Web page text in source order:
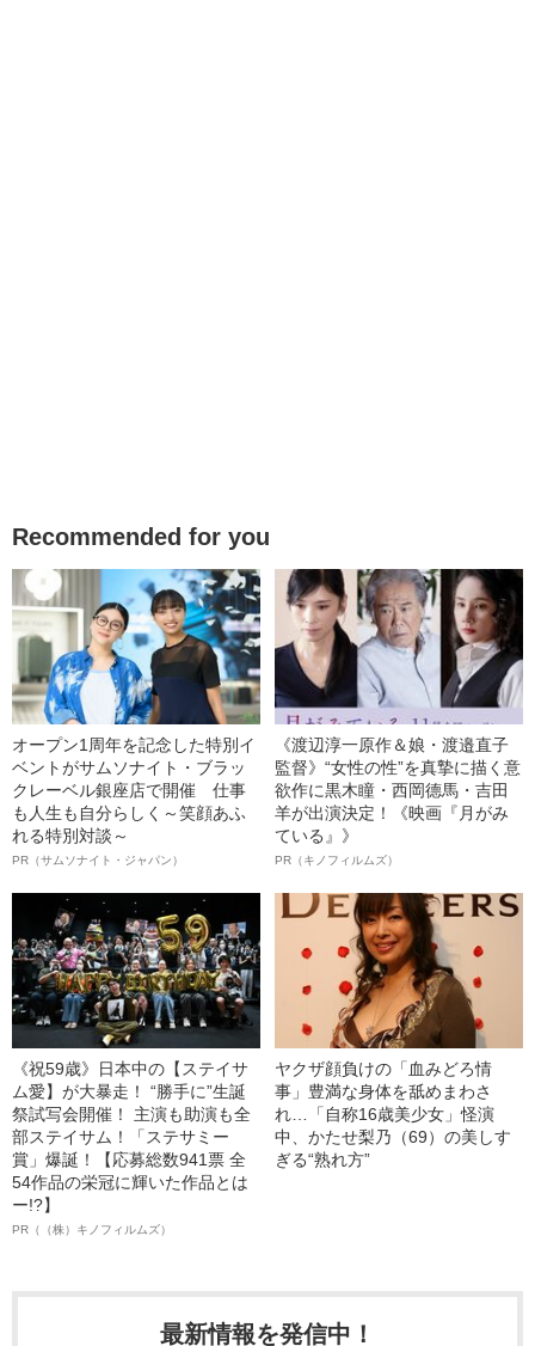
Recommended for you
オープン1周年を記念した特別イ
ベントがサムソナイト・ブラッ
クレーベル銀座店で開催 仕事
も人生も自分らしく～笑顔あふ
れる特別対談～
PR（サムソナイト・ジャパン）
《渡辺淳一原作＆娘・渡邉直子
監督》“女性の性”を真摯に描く意
欲作に黒木瞳・西岡德馬・吉田
羊が出演決定！《映画『月がみ
ている』》
PR（キノフィルムズ）
《祝59歳》日本中の【ステイサ
ム愛】が大暴走！ “勝手に”生誕
祭試写会開催！ 主演も助演も全
部ステイサム！「ステサミー
賞」爆誕！【応募総数941票 全
54作品の栄冠に輝いた作品とは
ー!?】
PR（（株）キノフィルムズ）
ヤクザ顔負けの「血みどろ情
事」豊満な身体を舐めまわさ
れ…「自称16歳美少女」怪演
中、かたせ梨乃（69）の美しす
ぎる“熟れ方”
最新情報を発信中！